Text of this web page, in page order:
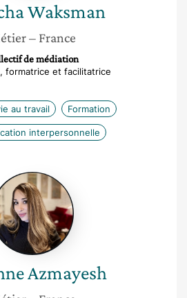
Waksman
– France
de médiation
formatrice et facilitatrice
au travail Formation
interpersonnelle
Suzanne
Azmayesh
Azmayesh